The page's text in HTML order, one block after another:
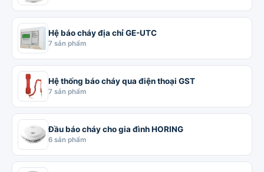
Hệ báo cháy địa chỉ GE-UTC
7 sản phẩm
Hệ thống báo cháy qua điện thoại GST
7 sản phẩm
Đầu báo cháy cho gia đình HORING
6 sản phẩm